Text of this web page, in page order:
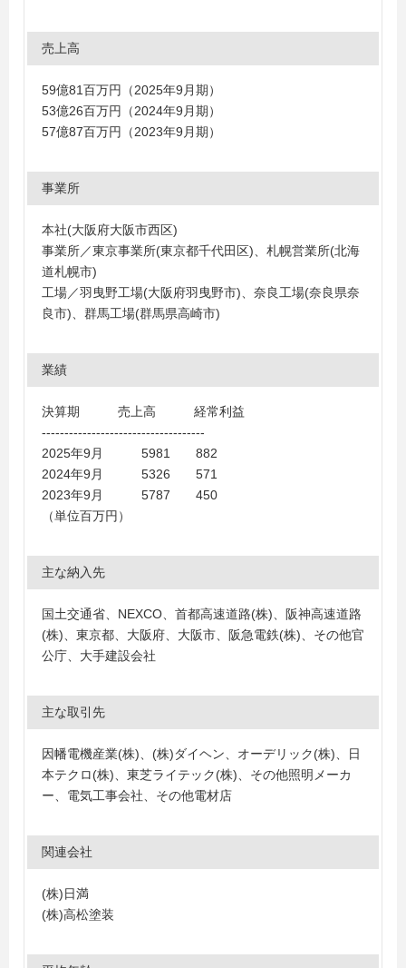
売上高
59億81百万円（2025年9月期）
53億26百万円（2024年9月期）
57億87百万円（2023年9月期）
事業所
本社(大阪府大阪市西区)
事業所／東京事業所(東京都千代田区)、札幌営業所(北海
道札幌市)
工場／羽曳野工場(大阪府羽曳野市)、奈良工場(奈良県奈
良市)、群馬工場(群馬県高崎市)
業績
決算期 売上高 経常利益
------------------------------------
2025年9月 5981 882
2024年9月 5326 571
2023年9月 5787 450
（単位百万円）
主な納入先
国土交通省、NEXCO、首都高速道路(株)、阪神高速道路
(株)、東京都、大阪府、大阪市、阪急電鉄(株)、その他官
公庁、大手建設会社
主な取引先
因幡電機産業(株)、(株)ダイヘン、オーデリック(株)、日
本テクロ(株)、東芝ライテック(株)、その他照明メーカ
ー、電気工事会社、その他電材店
関連会社
(株)日満
(株)高松塗装